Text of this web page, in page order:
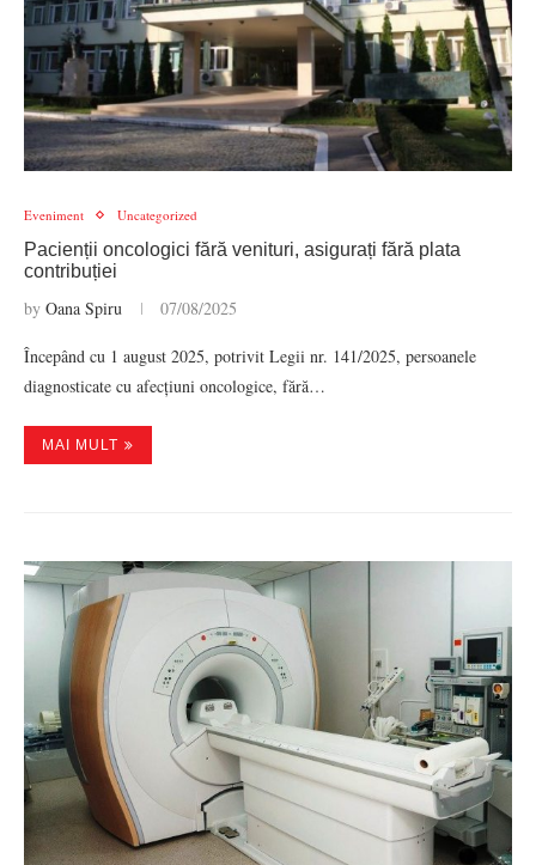
Eveniment Uncategorized
Pacienții oncologici fără venituri, asigurați fără plata
contribuției
by Oana Spiru 07/08/2025
Începând cu 1 august 2025, potrivit Legii nr. 141/2025, persoanele
diagnosticate cu afecțiuni oncologice, fără…
MAI MULT